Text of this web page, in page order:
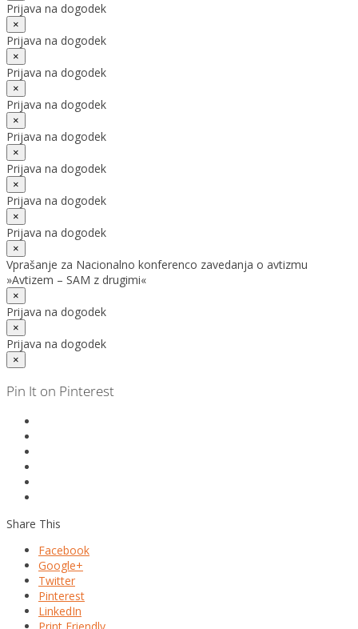
Prijava na dogodek
×
Prijava na dogodek
×
Prijava na dogodek
×
Prijava na dogodek
×
Prijava na dogodek
×
Prijava na dogodek
×
Prijava na dogodek
×
Prijava na dogodek
×
Vprašanje za Nacionalno konferenco zavedanja o avtizmu
»Avtizem – SAM z drugimi«
×
Prijava na dogodek
×
Prijava na dogodek
×
Pin It on Pinterest
Share This
Facebook
Google+
Twitter
Pinterest
LinkedIn